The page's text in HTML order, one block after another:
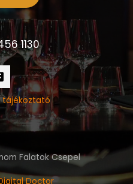
1130
tájékoztató
Falatok Csepel
Doctor